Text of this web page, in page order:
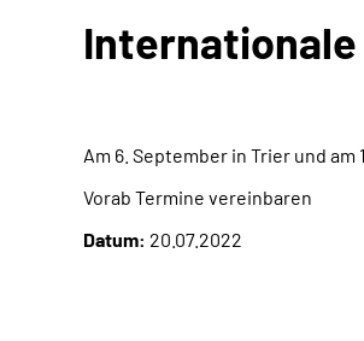
Am 6. September in Trier und
Vorab Termine vereinbaren
Datum: 20.07.2022